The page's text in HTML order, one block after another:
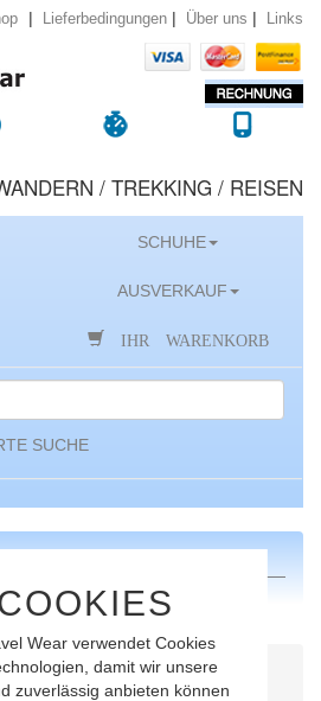
Wear verwendet Cookies
damit wir unsere
zuverlässig anbieten können
| Lieferbedingungen | Über uns | Links
/ TREKKING / REISEN
SCHUHE
AUSVERKAUF
IHR WARENKORB
SUCHE